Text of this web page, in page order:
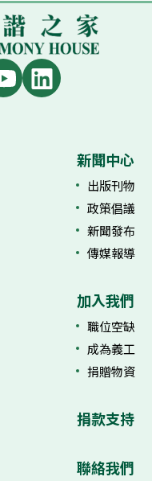
新聞中心
出版刊物
政策倡議
新聞發布
傳媒報導
加入我們
職位空缺
成為義工
捐贈物資
捐款支持
聯絡我們